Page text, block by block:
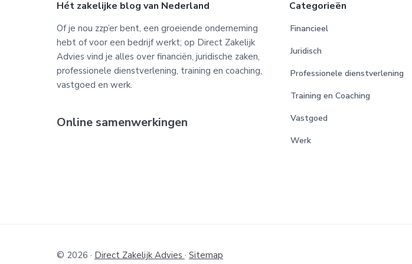
Hét zakelijke blog van Nederland
Of je nou zzp’er bent, een groeiende onderneming
hebt of voor een bedrijf werkt; op Direct Zakelijk
Advies vind je alles over financiën, juridische zaken,
professionele dienstverlening, training en coaching,
vastgoed en werk.
Online samenwerkingen
Categorieën
Financieel
Juridisch
Professionele dienstverlening
Training en Coaching
Vastgoed
Werk
© 2026 · Direct Zakelijk Advies · Sitemap